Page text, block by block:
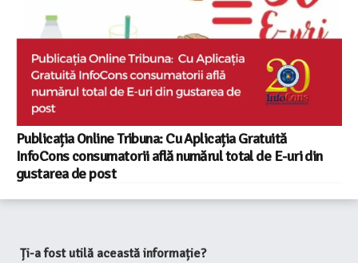
Publicația Online Tribuna: Cu Aplicația Gratuită
InfoCons consumatorii află numărul total de E-uri din
gustarea de post
Ți-a fost utilă această informație?